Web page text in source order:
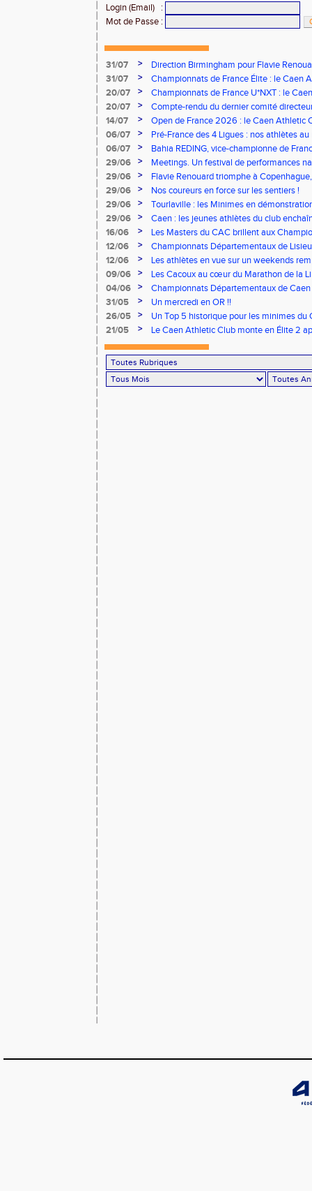
Login (Email)
:
Mot de Passe :
31/07 >
Direction Birmingham pour Flavie
31/07
>
Championnats de France Élite : le Caen
vous à Albi !
20/07 >
Championnats de France U*NXT : le
Stade Charléty !
20/07 >
Compte-rendu du dernier comité
14/07
>
Open de France 2026 : le Caen Athletic
06/07
>
Pré-France des 4 Ligues : nos athlètes
06/07
>
Bahia REDING, vice-championne de
29/06
>
Meetings. Un festival de performances
concours
29/06 >
Flavie Renouard triomphe à
brillent sur tous les fronts
29/06 >
Nos coureurs en force sur les sentiers !
29/06
>
Tourlaville : les Minimes en
29/06
>
Caen : les jeunes athlètes du club
16/06
>
Les Masters du CAC brillent aux
12/06
>
Championnats Départementaux de
remarquables pour nos jeunes athlètes
12/06 >
Les athlètes en vue sur un weekends
09/06
>
Les Cacoux au cœur du Marathon de la
04/06
>
Championnats Départementaux de
rendez-vous
31/05 >
Un mercredi en OR !!
26/05
>
Un Top 5 historique pour les minimes du
Finale Nationale Equip’Athlé !
21/05 >
Le Caen Athletic Club monte en Élite 2